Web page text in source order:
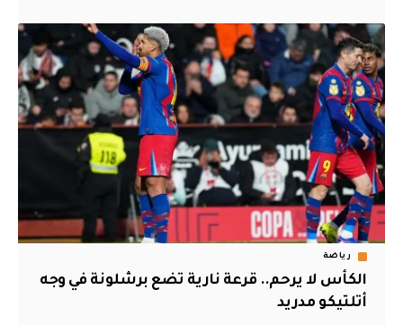
رياضة
الكأس لا يرحم.. قرعة نارية تضع برشلونة في وجه
أتلتيكو مدريد